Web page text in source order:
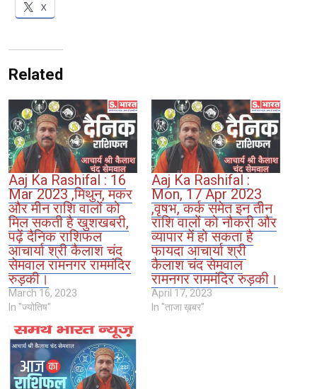
X
Related
Aaj Ka Rashifal : 16
Mar 2023 ,मिथुन, मकर
और मीन राशि वालों को
मिल सकती है खुशखबरी,
पढ़ें दैनिक राशिफल
आचार्या श्री कैलाश चंद
सेमवाल रामनगर राममंदिर
रुड़की।
March 16, 2023
In "ज्योतिष"
Aaj Ka Rashifal :
Mon, 17 Apr 2023
,वृषभ, कर्क समेत इन तीन
राशि वालों को नौकरी और
व्यापार में हो सकता है
फायदा आचार्या श्री
कैलाश चंद सेमवाल
रामनगर राममंदिर रुड़की।
April 17, 2023
In "ताजा ख़बर"